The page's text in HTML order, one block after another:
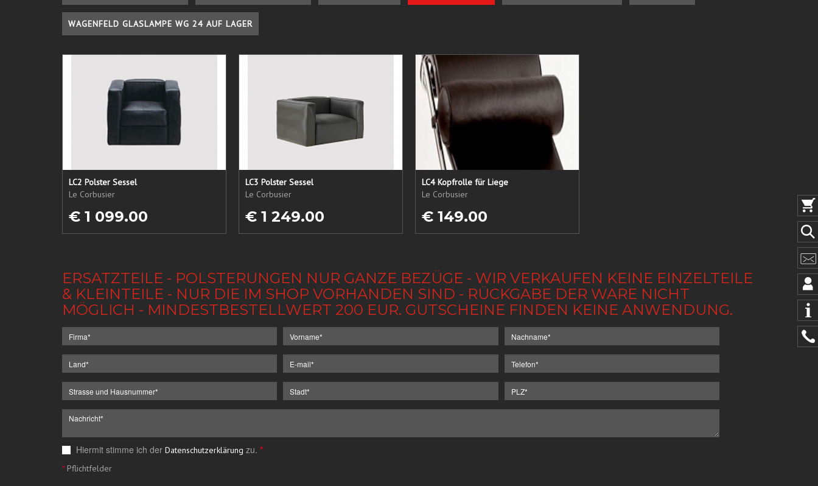
WAGENFELD GLASLAMPE WG 24 AUF LAGER
LC2 Polster Sessel
Le Corbusier
€ 1 099.00
LC3 Polster Sessel
Le Corbusier
€ 1 249.00
LC4 Kopfrolle für Liege
Le Corbusier
€ 149.00
ERSATZTEILE - POLSTERUNGEN NUR GANZE BEZÜGE - WIR VERKAUFEN KEINE EINZELTEILE
& KLEINTEILE - NUR DIE IM SHOP VORHANDEN SIND - RÜCKGABE DER WARE NICHT
MÖGLICH - MINDESTBESTELLWERT 200 EUR. GUTSCHEINE FINDEN KEINE ANWENDUNG.
Hiermit stimme ich der Datenschutzerklärung zu. *
*Pflichtfelder